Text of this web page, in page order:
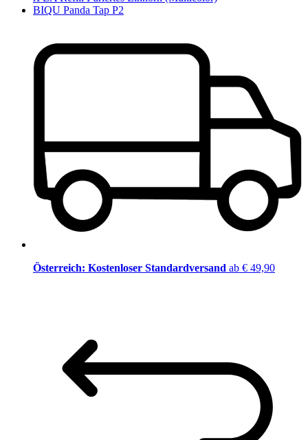
BIQU Panda Tap P2
Österreich: Kostenloser Standardversand ab € 49,90